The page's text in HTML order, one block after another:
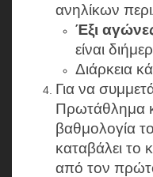
ανηλίκων
Έξι
είναι
Διάρκεια
Για να
Πρωτάθλημα
βαθμολογία
καταβάλει το
από τον